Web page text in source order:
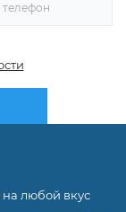
любой вкус